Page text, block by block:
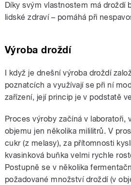
Díky svým vlastnostem má droždí
lidské zdraví – pomáhá při
Výroba droždí
I když je dnešní výroba droždí
poznatcích a využívají se při ní
zařízení, její princip je v podstatě
Proces výroby začíná v laboratoři,
objemu jen několika mililitrů. V
cukr (z melasy), za přítomnosti
kvasinková buňka velmi rychle
Postupně se v několika
požadované množství droždí (v